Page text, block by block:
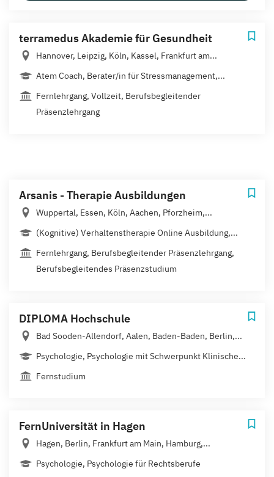
terramedus Akademie für Gesundheit
Hannover, Leipzig, Köln, Kassel, Frankfurt am...
Atem Coach, Berater/in für Stressmanagement,...
Fernlehrgang, Vollzeit, Berufsbegleitender
Präsenzlehrgang
Arsanis - Therapie Ausbildungen
Wuppertal, Essen, Köln, Aachen, Pforzheim,...
(Kognitive) Verhaltenstherapie Online Ausbildung,...
Fernlehrgang, Berufsbegleitender Präsenzlehrgang,
Berufsbegleitendes Präsenzstudium
DIPLOMA Hochschule
Bad Sooden-Allendorf, Aalen, Baden-Baden, Berlin,...
Psychologie, Psychologie mit Schwerpunkt Klinische...
Fernstudium
FernUniversität in Hagen
Hagen, Berlin, Frankfurt am Main, Hamburg,...
Psychologie, Psychologie für Rechtsberufe